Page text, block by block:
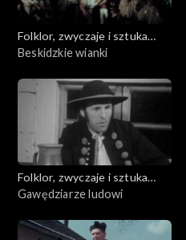
Folklor, zwyczaje i sztuka
ludowa
Beskidzkie wianki
Folklor, zwyczaje i sztuka
ludowa
Gawędziarze ludowi